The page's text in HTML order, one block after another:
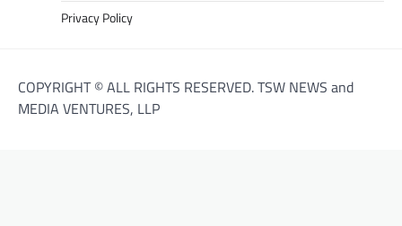
Privacy Policy
COPYRIGHT © ALL RIGHTS RESERVED. TSW NEWS and
MEDIA VENTURES, LLP